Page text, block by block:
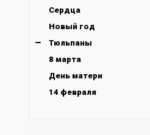
Сердца
Новый год
Тюльпаны
8 марта
День матери
14 февраля